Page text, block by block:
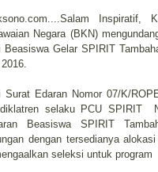
Negara (BKN)
Beasiswa Gelar SPIRIT
Surat Edaran Nomor 07/K/
selaku PCU SPIRIT
Beasiswa SPIRIT
dengan tersedianya
seleksi untuk